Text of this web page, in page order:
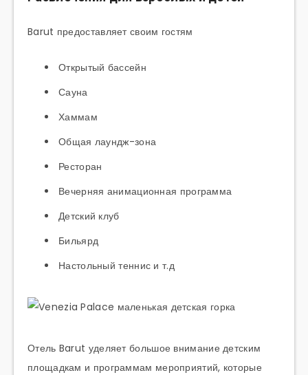
Barut предоставляет своим гостям
Открытый бассейн
Сауна
Хаммам
Общая лаундж-зона
Ресторан
Вечерняя анимационная программа
Детский клуб
Бильярд
Настольный теннис и т.д
Отель Barut уделяет большое внимание детским
площадкам и программам мероприятий, которые